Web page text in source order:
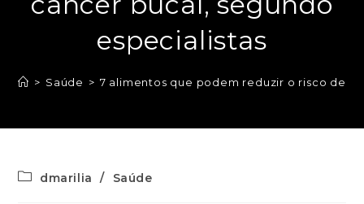
especialistas
> Saúde > 7 alimentos que podem reduzir o risco de
dmarilia / Saúde